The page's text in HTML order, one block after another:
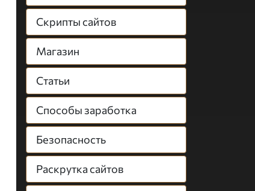
Скрипты сайтов
Магазин
Статьи
Способы заработка
Безопасность
Раскрутка сайтов